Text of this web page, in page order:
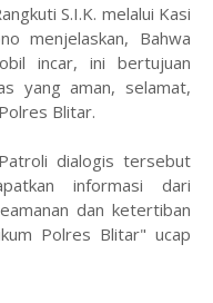
S.I.K. melalui Kasi
menjelaskan, Bahwa
incar, ini bertujuan
yang aman, selamat,
Blitar.
dialogis tersebut
informasi dari
dan ketertiban
Polres Blitar" ucap